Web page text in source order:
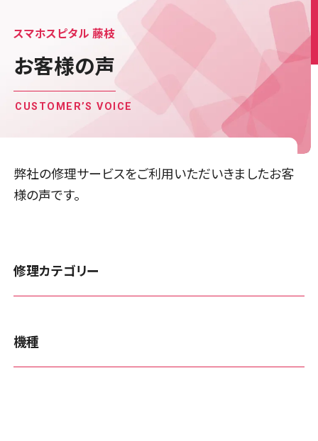
スマホスピタル 藤枝
お客様の声
CUSTOMER’S VOICE
弊社の修理サービスをご利用いただいきましたお客
様の声です。
修理カテゴリー
機種